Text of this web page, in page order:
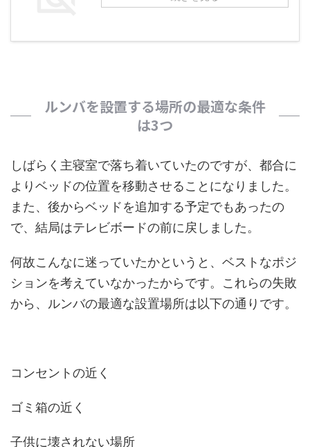
ルンバを設置する場所の最適な条件
は3つ
しばらく主寝室で落ち着いていたのですが、都合に
よりベッドの位置を移動させることになりました。
また、後からベッドを追加する予定でもあったの
で、結局はテレビボードの前に戻しました。
何故こんなに迷っていたかというと、ベストなポジ
ションを考えていなかったからです。これらの失敗
から、ルンバの最適な設置場所は以下の通りです。
コンセントの近く
ゴミ箱の近く
子供に壊されない場所